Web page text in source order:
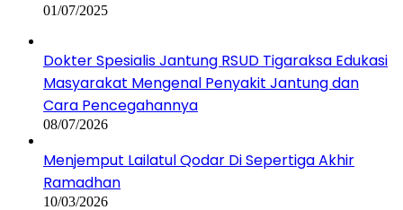
01/07/2025
Dokter Spesialis Jantung RSUD Tigaraksa Edukasi
Masyarakat Mengenal Penyakit Jantung dan
Cara Pencegahannya
08/07/2026
Menjemput Lailatul Qodar Di Sepertiga Akhir
Ramadhan
10/03/2026